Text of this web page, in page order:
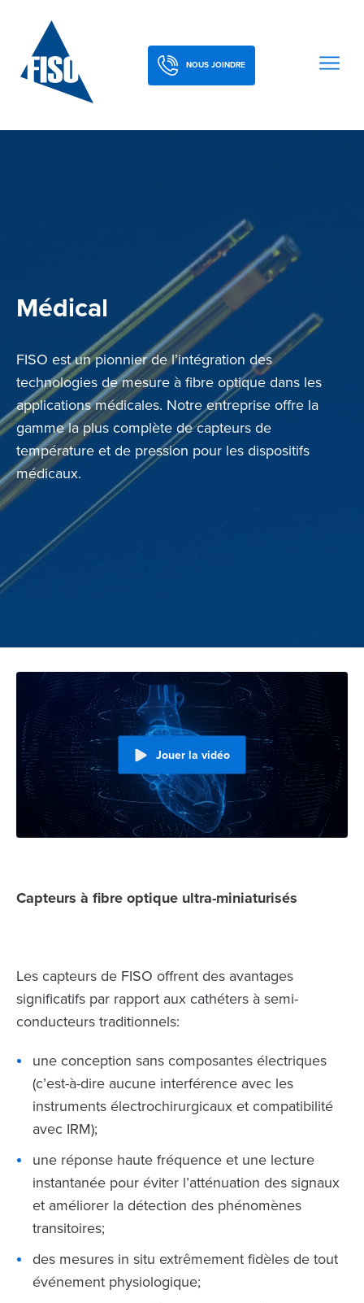
NOUS JOINDRE
Médical
FISO est un pionnier de l’intégration des
technologies de mesure à fibre optique dans les
applications médicales. Notre entreprise offre la
gamme la plus complète de capteurs de
température et de pression pour les dispositifs
médicaux.
Jouer la vidéo
Capteurs à fibre optique ultra-miniaturisés
Les capteurs de FISO offrent des avantages
significatifs par rapport aux cathéters à semi-
conducteurs traditionnels:
une conception sans composantes électriques
(c’est-à-dire aucune interférence avec les
instruments électrochirurgicaux et compatibilité
avec IRM);
une réponse haute fréquence et une lecture
instantanée pour éviter l’atténuation des signaux
et améliorer la détection des phénomènes
transitoires;
des mesures in situ extrêmement fidèles de tout
événement physiologique;